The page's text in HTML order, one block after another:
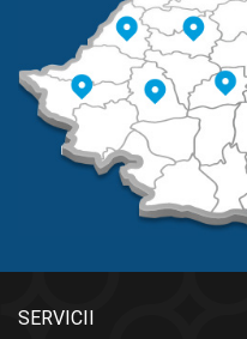
SERVICII